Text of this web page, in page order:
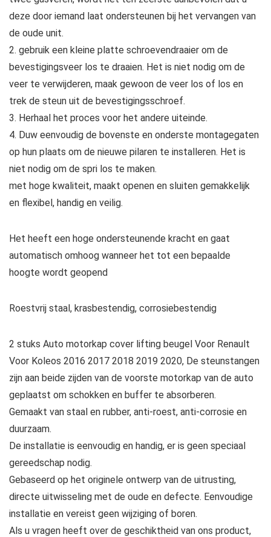
deze door iemand laat ondersteunen bij het vervangen van
de oude unit.
2. gebruik een kleine platte schroevendraaier om de
bevestigingsveer los te draaien. Het is niet nodig om de
veer te verwijderen, maak gewoon de veer los of los en
trek de steun uit de bevestigingsschroef.
3. Herhaal het proces voor het andere uiteinde.
4. Duw eenvoudig de bovenste en onderste montagegaten
op hun plaats om de nieuwe pilaren te installeren. Het is
niet nodig om de spri los te maken.
met hoge kwaliteit, maakt openen en sluiten gemakkelijk
en flexibel, handig en veilig.
Het heeft een hoge ondersteunende kracht en gaat
automatisch omhoog wanneer het tot een bepaalde
hoogte wordt geopend
Roestvrij staal, krasbestendig, corrosiebestendig
2 stuks Auto motorkap cover lifting beugel Voor Renault
Voor Koleos 2016 2017 2018 2019 2020, De steunstangen
zijn aan beide zijden van de voorste motorkap van de auto
geplaatst om schokken en buffer te absorberen.
Gemaakt van staal en rubber, anti-roest, anti-corrosie en
duurzaam.
De installatie is eenvoudig en handig, er is geen speciaal
gereedschap nodig.
Gebaseerd op het originele ontwerp van de uitrusting,
directe uitwisseling met de oude en defecte. Eenvoudige
installatie en vereist geen wijziging of boren.
Als u vragen heeft over de geschiktheid van ons product,